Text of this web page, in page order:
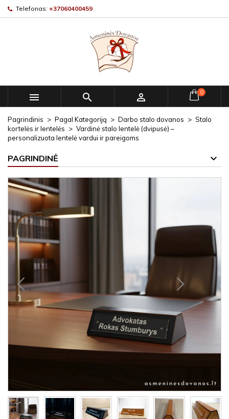
Telefonas: +37060400459
   0
Pagrindinis Pagal Kategoriją Darbo stalo dovanos
Stalo
kortelės ir lentelės
Vardinė stalo lentelė (dvipusė) –
personalizuota lentelė vardui ir pareigoms
PAGRINDINĖ